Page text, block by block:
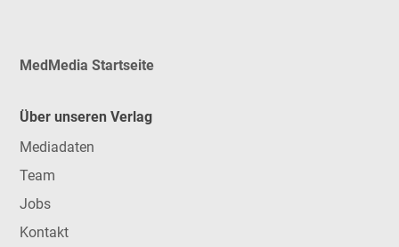
MedMedia Startseite
Über unseren Verlag
Mediadaten
Team
Jobs
Kontakt